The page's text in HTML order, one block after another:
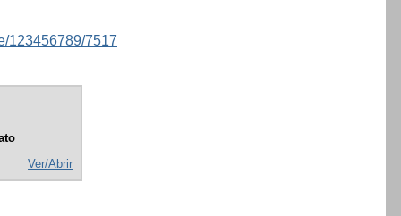
123456789/7517
Ver/Abrir